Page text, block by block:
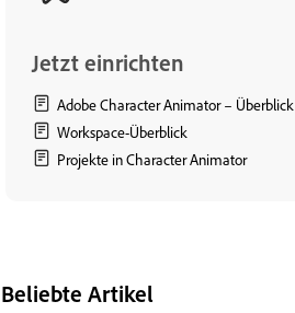
Jetzt einrichten
Adobe Character Animator – Überblick
Workspace-Überblick
Projekte in Character Animator
Beliebte Artikel